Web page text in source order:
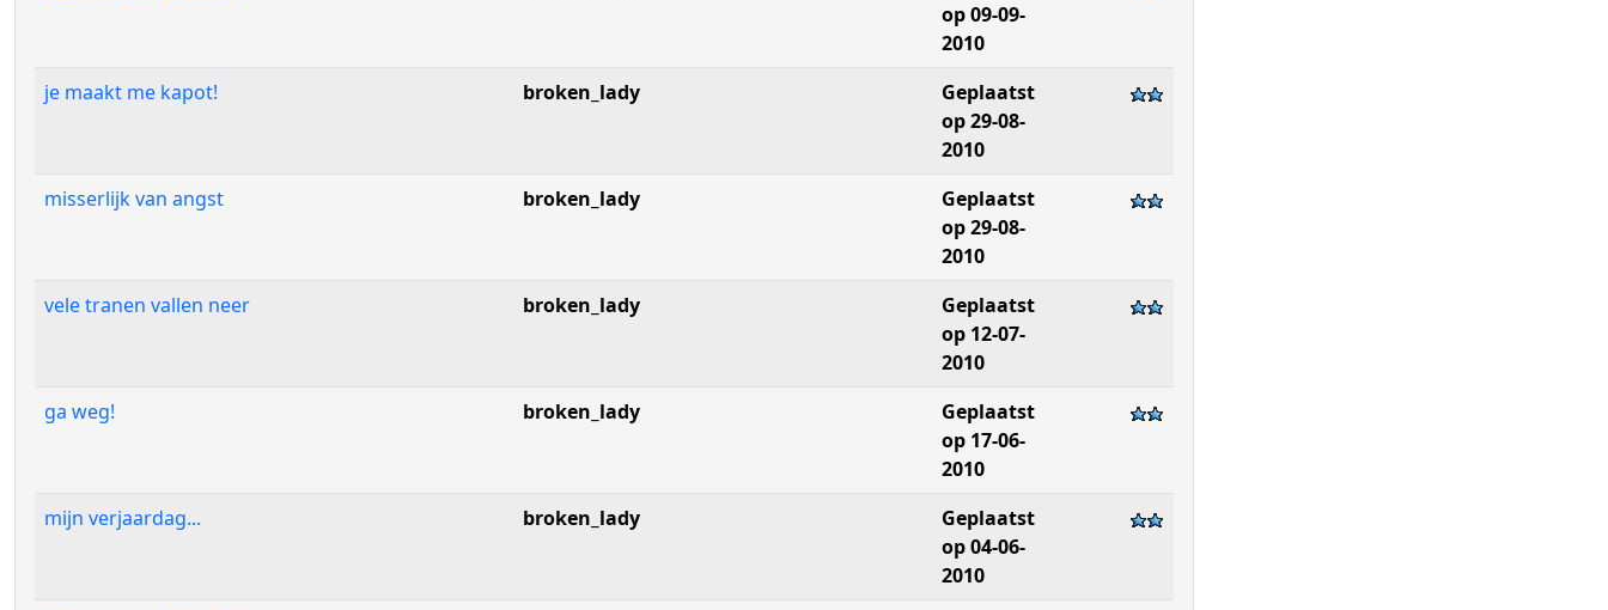
op 09-09-
2010
je maakt me kapot!
broken_lady
Geplaatst
op 29-08-
2010
misserlijk van angst
broken_lady
Geplaatst
op 29-08-
2010
vele tranen vallen neer
broken_lady
Geplaatst
op 12-07-
2010
ga weg!
broken_lady
Geplaatst
op 17-06-
2010
mijn verjaardag...
broken_lady
Geplaatst
op 04-06-
2010